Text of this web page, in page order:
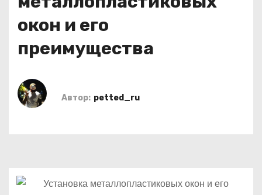
окон и его
преимущества
Автор: petted_ru